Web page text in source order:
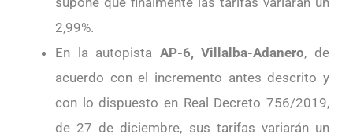
2,99%.
En la autopista AP-6, Villalba-Adanero, de
acuerdo con el incremento antes descrito y
con lo dispuesto en Real Decreto 756/2019,
de 27 de diciembre, sus tarifas variarán un